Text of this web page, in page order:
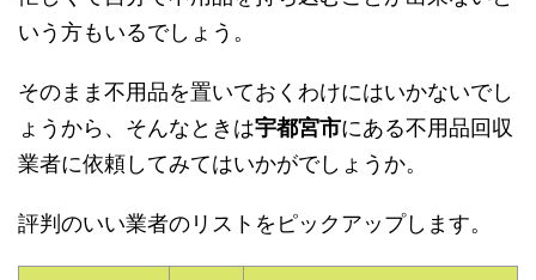
いう方もいるでしょう。
そのまま不用品を置いておくわけにはいかないでし
ょうから、そんなときは宇都宮市にある不用品回収
業者に依頼してみてはいかがでしょうか。
評判のいい業者のリストをピックアップします。